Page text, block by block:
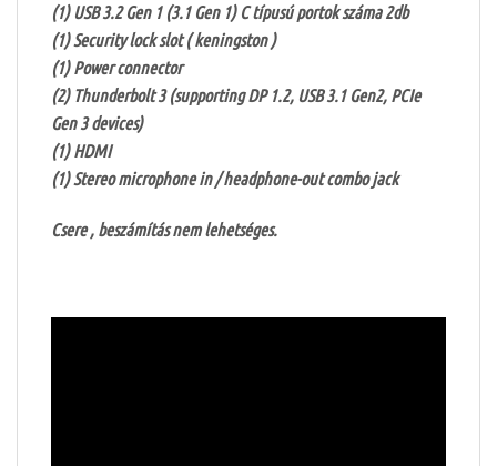
(1) USB 3.2 Gen 1 (3.1 Gen 1) C típusú portok száma 2db
(1) Security lock slot ( keningston )
(1) Power connector
(2) Thunderbolt 3 (supporting DP 1.2, USB 3.1 Gen2, PCIe
Gen 3 devices)
(1) HDMI
(1) Stereo microphone in / headphone-out combo jack
Csere , beszámítás nem lehetséges.